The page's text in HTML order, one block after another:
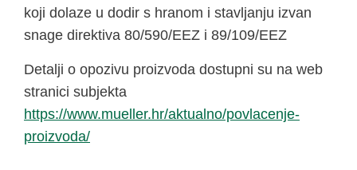
koji dolaze u dodir s hranom i stavljanju izvan
snage direktiva 80/590/EEZ i 89/109/EEZ
Detalji o opozivu proizvoda dostupni su na web
stranici subjekta
https://www.mueller.hr/aktualno/povlacenje-
proizvoda/